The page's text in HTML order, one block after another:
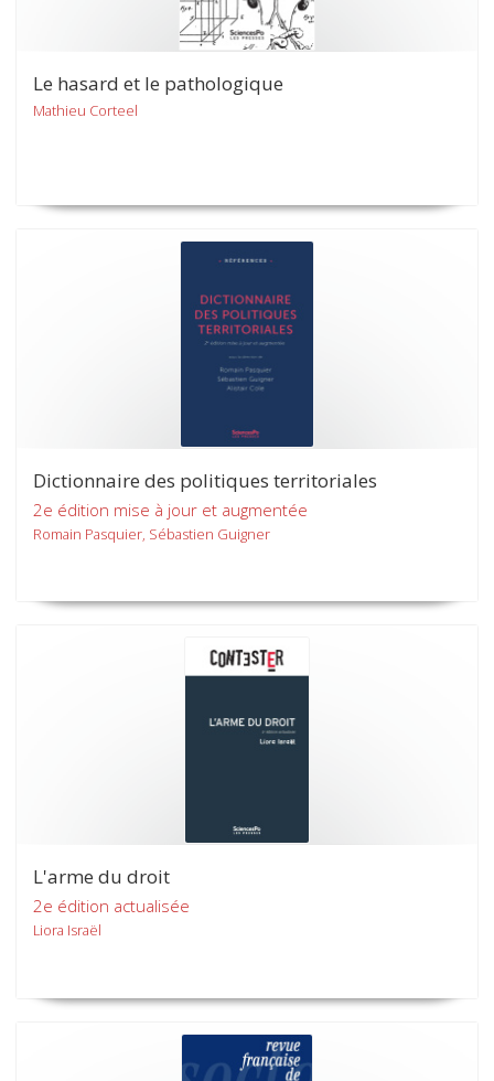
Le hasard et le pathologique
Mathieu Corteel
Dictionnaire des politiques territoriales
2e édition mise à jour et augmentée
Romain Pasquier, Sébastien Guigner
L'arme du droit
2e édition actualisée
Liora Israël